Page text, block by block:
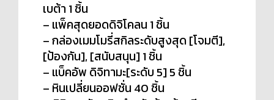
เบต้า 1 ชิ้น
– แพ็คสุดยอดดิจิโคลน 1 ชิ้น
– กล่องเมมโมรี่สกิลระดับสูงสุด [โจมตี],
[ป้องกัน], [สนับสนุน] 1 ชิ้น
– แบ็คอัพ ดิจิทามะ[ระดับ 5] 5 ชิ้น
– หินเปลี่ยนออฟชั่น 40 ชิ้น